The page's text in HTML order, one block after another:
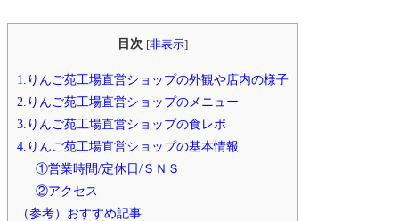
目次 [非表示]
1.りんご苑工場直営ショップの外観や店内の様子
2.りんご苑工場直営ショップのメニュー
3.りんご苑工場直営ショップの食レポ
4.りんご苑工場直営ショップの基本情報
①営業時間/定休日/ＳＮＳ
②アクセス
（参考）おすすめ記事